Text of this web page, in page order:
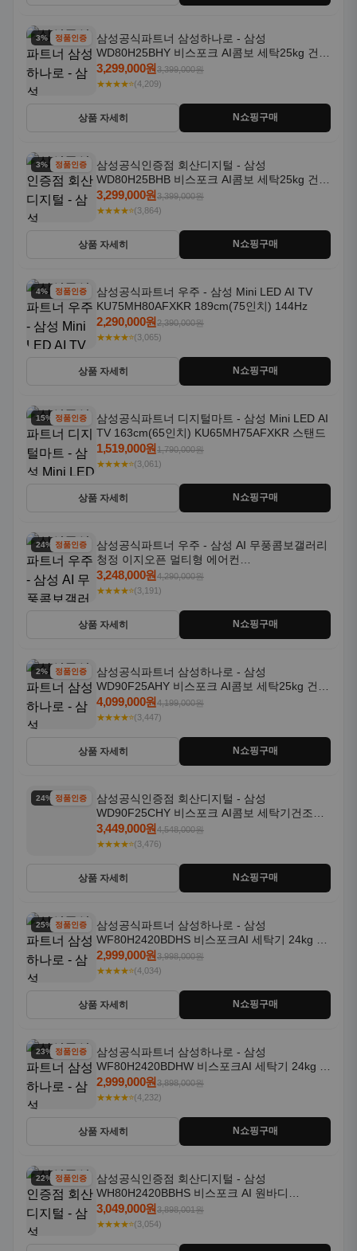
3% 할인정품인증
삼성공식파트너 삼성하나로 - 삼성
WD80H25BHY 비스포크 AI콤보 세탁25kg 건조
18kg 26년형 일체형 1등급
3,299,000원3,399,000원
★★★★⭐(4,209)
상품 자세히 N쇼핑구매
3% 할인정품인증
삼성공식인증점 회산디지털 - 삼성
WD80H25BHB 비스포크 AI콤보 세탁25kg 건조
18kg 26년형 일체형 1등급
3,299,000원3,399,000원
★★★★⭐(3,864)
상품 자세히 N쇼핑구매
4% 할인정품인증
삼성공식파트너 우주 - 삼성 Mini LED AI TV
KU75MH80AFXKR 189cm(75인치) 144Hz
2,290,000원2,390,000원
★★★★⭐(3,065)
상품 자세히 N쇼핑구매
15% 할인정품인증
삼성공식파트너 디지털마트 - 삼성 Mini LED AI
TV 163cm(65인치) KU65MH75AFXKR 스탠드
1,519,000원1,790,000원
★★★★⭐(3,061)
상품 자세히 N쇼핑구매
24% 할인정품인증
삼성공식파트너 우주 - 삼성 AI 무풍콤보갤러리
청정 이지오픈 멀티형 에어컨
AF80F17D22WRS 기본설치포함
3,248,000원4,290,000원
★★★★⭐(3,191)
상품 자세히 N쇼핑구매
2% 할인정품인증
삼성공식파트너 삼성하나로 - 삼성
WD90F25AHY 비스포크 AI콤보 세탁25kg 건조
18kg 자동문열림 1등급
4,099,000원4,199,000원
★★★★⭐(3,447)
상품 자세히 N쇼핑구매
24% 할인정품인증
삼성공식인증점 회산디지털 - 삼성
WD90F25CHY 비스포크 AI콤보 세탁기건조기
일체형 25kg+18kg 1등급
3,449,000원4,548,000원
★★★★⭐(3,476)
상품 자세히 N쇼핑구매
25% 할인정품인증
삼성공식파트너 삼성하나로 - 삼성
WF80H2420BDHS 비스포크AI 세탁기 24kg 건
조기 20kg 세제자동투입
2,999,000원3,998,000원
★★★★⭐(4,034)
상품 자세히 N쇼핑구매
23% 할인정품인증
삼성공식파트너 삼성하나로 - 삼성
WF80H2420BDHW 비스포크AI 세탁기 24kg 건
조기 20kg 세제자동투입
2,999,000원3,898,000원
★★★★⭐(4,232)
상품 자세히 N쇼핑구매
22% 할인정품인증
삼성공식인증점 회산디지털 - 삼성
WH80H2420BBHS 비스포크 AI 원바디
24kg+20kg 세제자동투입 1등급
3,049,000원3,898,001원
★★★★⭐(3,054)